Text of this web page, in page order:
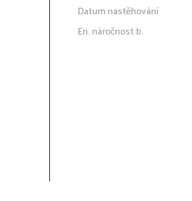
Datum nastěhování
En. náročnost b.